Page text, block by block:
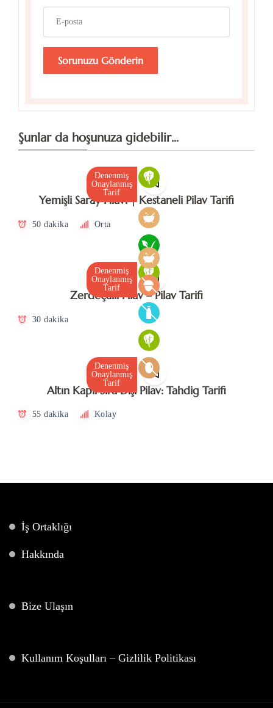
Şunlar da hoşunuza gidebilir...
Denenmiş
Onaylanmış
Tarif
Yemişli Saray Pilavı | Kestaneli Pilav Tarifi
50 dakika Orta
Denenmiş
Onaylanmış
Tarif
Zerdeçallı Pilav – Pilav Tarifi
30 dakika
Denenmiş
Onaylanmış
Tarif
Altın Kaplı Sıra Dışı Pilav: Tahdig Tarifi
55 dakika Kolay
İş Ortaklığı
Hakkında
Bize Ulaşın
Kullanım Koşulları – Gizlilik Politikası